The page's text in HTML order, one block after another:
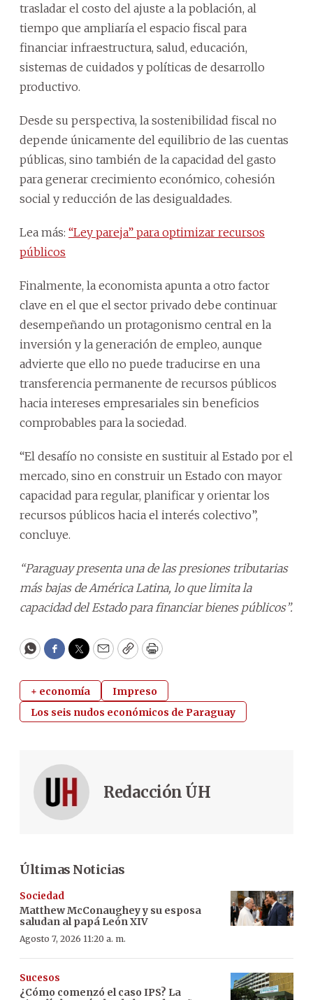
trasladar el costo del ajuste a la población, al
tiempo que ampliaría el espacio fiscal para
financiar infraestructura, salud, educación,
sistemas de cuidados y políticas de desarrollo
productivo.
Desde su perspectiva, la sostenibilidad fiscal no
depende únicamente del equilibrio de las cuentas
públicas, sino también de la capacidad del gasto
para generar crecimiento económico, cohesión
social y reducción de las desigualdades.
Lea más: “Ley pareja” para optimizar recursos
públicos
Finalmente, la economista apunta a otro factor
clave en el que el sector privado debe continuar
desempeñando un protagonismo central en la
inversión y la generación de empleo, aunque
advierte que ello no puede traducirse en una
transferencia permanente de recursos públicos
hacia intereses empresariales sin beneficios
comprobables para la sociedad.
“El desafío no consiste en sustituir al Estado por el
mercado, sino en construir un Estado con mayor
capacidad para regular, planificar y orientar los
recursos públicos hacia el interés colectivo”,
concluye.
“Paraguay presenta una de las presiones tributarias
más bajas de América Latina, lo que limita la
capacidad del Estado para financiar bienes públicos”.
WhatsApp
Facebook
Twitter
EmailCopyPrint
+ economía
Impreso
Los seis nudos económicos de Paraguay
Redacción ÚH
Últimas Noticias
Sociedad
Matthew McConaughey y su esposa
saludan al papá León XIV
Agosto 7, 2026 11:20 a. m.
Sucesos
¿Cómo comenzó el caso IPS? La